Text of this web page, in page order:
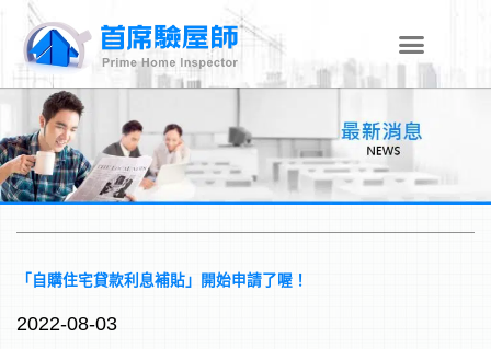
「自購住宅貸款利息補貼」開始申請了喔！
2022-08-03